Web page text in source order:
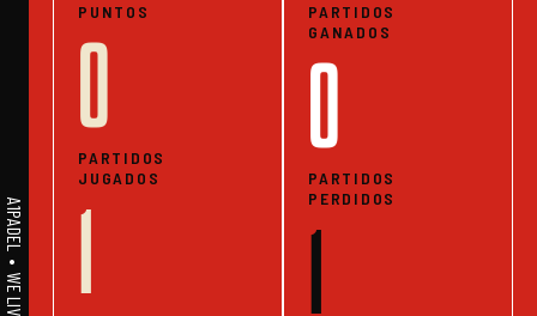
PUNTOS
0
PARTIDOS
JUGADOS
1
PARTIDOS
GANADOS
0
PARTIDOS
PERDIDOS
1